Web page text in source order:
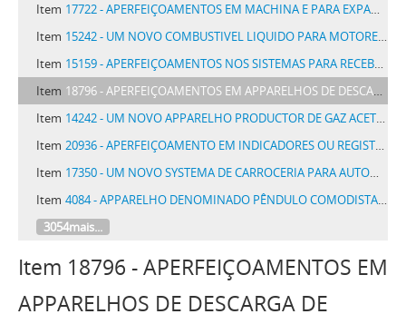
Item 17722 - APERFEIÇOAMENTOS EM MACHINA E PARA EXPANDIR CHAPA METALLICA
Item 15242 - UM NOVO COMBUSTIVEL LIQUIDO PARA MOTORES A EXPLOSÃO E PROCESSO INDUSTRIAL PARA A SUA FABRICAÇÃO
Item 15159 - APERFEIÇOAMENTOS NOS SISTEMAS PARA RECEBER SIGNAES PELO RÁDIO
Item 18796 - APERFEIÇOAMENTOS EM APPARELHOS DE DESCARGA DE ELECTRÕES
Item 14242 - UM NOVO APPARELHO PRODUCTOR DE GAZ ACETYLENO
Item 20936 - APERFEIÇOAMENTO EM INDICADORES OU REGISTRADORES DO CONSUMO DE COMBUSTIVEL LIQUIDO E DA DISTANCIA PARA VEHICULOS AUTOMOVEIS
Item 17350 - UM NOVO SYSTEMA DE CARROCERIA PARA AUTOMOVEIS E SEMELHANTES TRANSFORMAVEL EM DIVERSOS TYPOS
Item 4084 - APPARELHO DENOMINADO PÊNDULO COMODISTA DESTINADO A DAR BALANÇO A UMA REDE
3054mais...
Item 18796 - APERFEIÇOAMENTOS EM
APPARELHOS DE DESCARGA DE